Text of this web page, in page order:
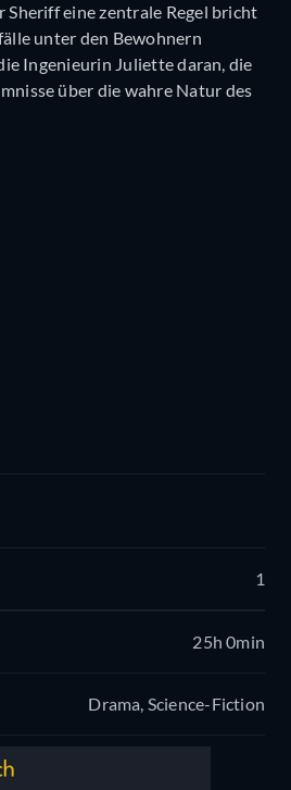
Sheriff eine zentrale Regel bricht
unter den Bewohnern
Ingenieurin Juliette daran, die
über die wahre Natur des
1
25h 0min
Drama, Science-Fiction